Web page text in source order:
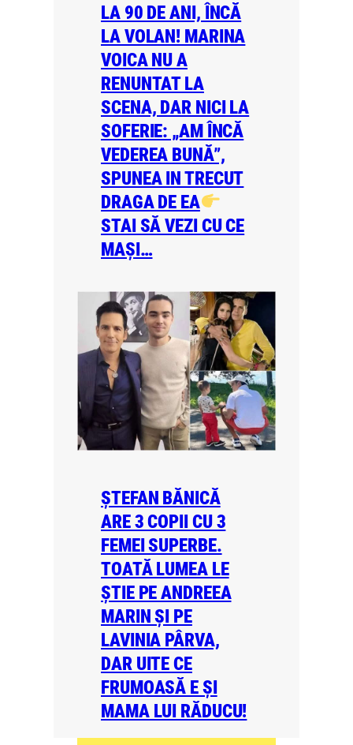
LA 90 DE ANI, ÎNCĂ
LA VOLAN! MARINA
VOICA NU A
RENUNTAT LA
SCENA, DAR NICI LA
SOFERIE: „AM ÎNCĂ
VEDEREA BUNĂ”,
SPUNEA IN TRECUT
DRAGA DE EA
STAI SĂ VEZI CU CE
MAȘI…
ȘTEFAN BĂNICĂ
ARE 3 COPII CU 3
FEMEI SUPERBE.
TOATĂ LUMEA LE
ȘTIE PE ANDREEA
MARIN ȘI PE
LAVINIA PÂRVA,
DAR UITE CE
FRUMOASĂ E ȘI
MAMA LUI RĂDUCU!